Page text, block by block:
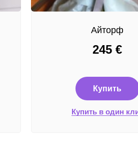
Айторф
245 €
Купить
Купить в один